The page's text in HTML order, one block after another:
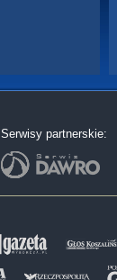
Serwisy partnerskie: